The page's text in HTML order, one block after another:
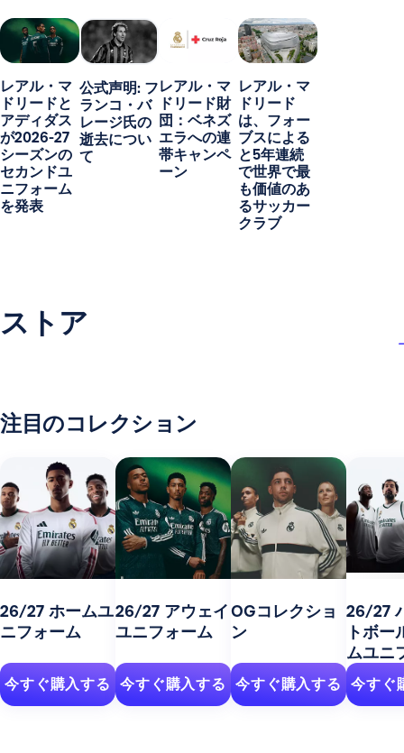
レアル・マ
ドリードと
アディダス
が2026-27
シーズンの
セカンドユ
ニフォーム
を発表
公式声明: フ
ランコ・バ
レージ氏の
逝去につい
て
レアル・マ
ドリード財
団：ベネズ
エラへの連
帯キャンペ
ーン
レアル・マ
ドリード
は、フォー
ブスによる
と5年連続
で世界で最
も価値のあ
るサッカー
クラブ
ストア
注目のコレクション
26/27 ホームユ
ニフォーム
今すぐ購入する
26/27 アウェイ
ユニフォーム
今すぐ購入する
OGコレクショ
ン
今すぐ購入する
26/27
トボー
ムユニ
今すぐ